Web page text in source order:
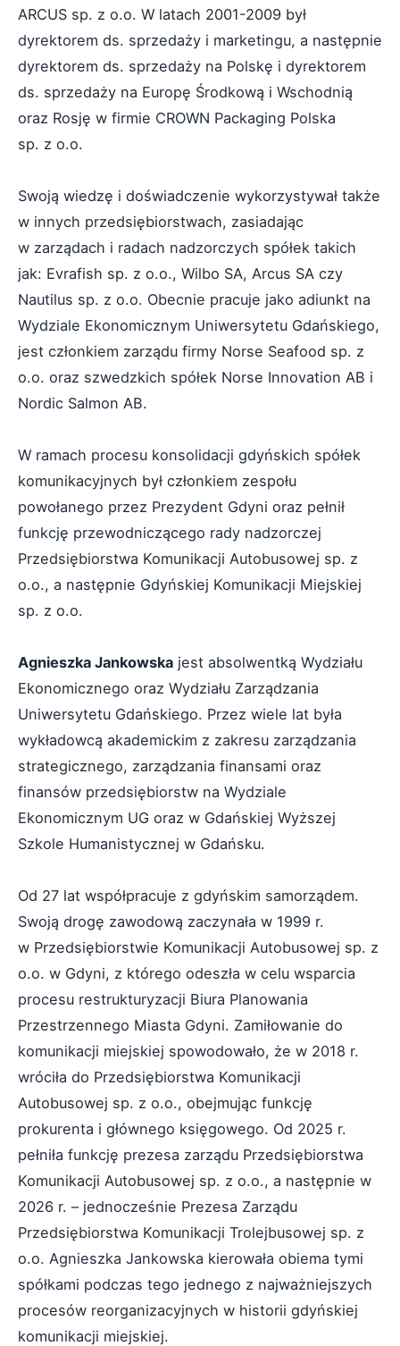
ARCUS sp. z o.o. W latach 2001-2009 był
dyrektorem ds. sprzedaży i marketingu, a następnie
dyrektorem ds. sprzedaży na Polskę i dyrektorem
ds. sprzedaży na Europę Środkową i Wschodnią
oraz Rosję w firmie CROWN Packaging Polska
sp. z o.o.
Swoją wiedzę i doświadczenie wykorzystywał także
w innych przedsiębiorstwach, zasiadając
w zarządach i radach nadzorczych spółek takich
jak: Evrafish sp. z o.o., Wilbo SA, Arcus SA czy
Nautilus sp. z o.o. Obecnie pracuje jako adiunkt na
Wydziale Ekonomicznym Uniwersytetu Gdańskiego,
jest członkiem zarządu firmy Norse Seafood sp. z
o.o. oraz szwedzkich spółek Norse Innovation AB i
Nordic Salmon AB.
W ramach procesu konsolidacji gdyńskich spółek
komunikacyjnych był członkiem zespołu
powołanego przez Prezydent Gdyni oraz pełnił
funkcję przewodniczącego rady nadzorczej
Przedsiębiorstwa Komunikacji Autobusowej sp. z
o.o., a następnie Gdyńskiej Komunikacji Miejskiej
sp. z o.o.
Agnieszka Jankowska jest absolwentką Wydziału
Ekonomicznego oraz Wydziału Zarządzania
Uniwersytetu Gdańskiego. Przez wiele lat była
wykładowcą akademickim z zakresu zarządzania
strategicznego, zarządzania finansami oraz
finansów przedsiębiorstw na Wydziale
Ekonomicznym UG oraz w Gdańskiej Wyższej
Szkole Humanistycznej w Gdańsku.
Od 27 lat współpracuje z gdyńskim samorządem.
Swoją drogę zawodową zaczynała w 1999 r.
w Przedsiębiorstwie Komunikacji Autobusowej sp. z
o.o. w Gdyni, z którego odeszła w celu wsparcia
procesu restrukturyzacji Biura Planowania
Przestrzennego Miasta Gdyni. Zamiłowanie do
komunikacji miejskiej spowodowało, że w 2018 r.
wróciła do Przedsiębiorstwa Komunikacji
Autobusowej sp. z o.o., obejmując funkcję
prokurenta i głównego księgowego. Od 2025 r.
pełniła funkcję prezesa zarządu Przedsiębiorstwa
Komunikacji Autobusowej sp. z o.o., a następnie w
2026 r. – jednocześnie Prezesa Zarządu
Przedsiębiorstwa Komunikacji Trolejbusowej sp. z
o.o. Agnieszka Jankowska kierowała obiema tymi
spółkami podczas tego jednego z najważniejszych
procesów reorganizacyjnych w historii gdyńskiej
komunikacji miejskiej.